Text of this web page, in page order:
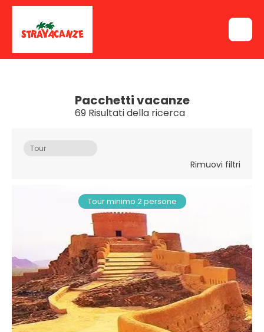
Pacchetti vacanze
69 Risultati della ricerca
Tour
Rimuovi filtri
Tour minimo 2 persone